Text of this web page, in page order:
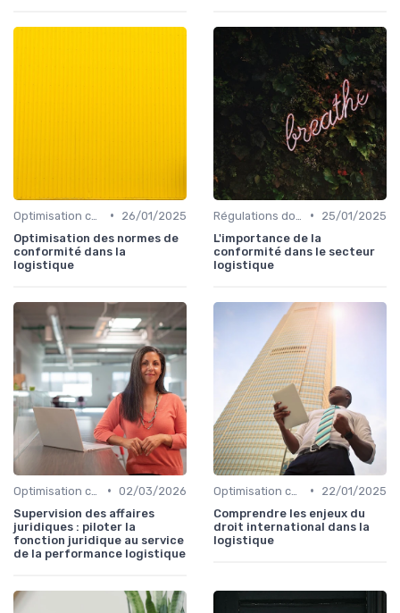
•
26/01/2025
Optimisation des normes de
conformité dans la
logistique
•
25/01/2025
L'importance de la
conformité dans le secteur
logistique
• 02/03/2026
Supervision des affaires
juridiques : piloter la
fonction juridique au service
de la performance logistique
•
22/01/2025
Comprendre les enjeux du
droit international dans la
logistique